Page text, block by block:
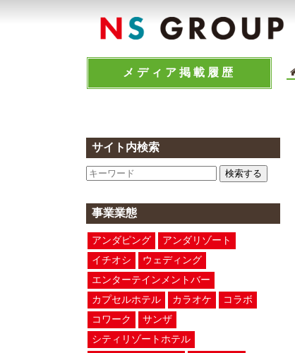
メディア掲載履歴
サイト内検索
検索する
事業業態
アンダピング
アンダリゾート
イチオシ
ウェディング
エンターテインメントバー
カプセルホテル
カラオケ
コラボ
コワーク
サンザ
シティリゾートホテル